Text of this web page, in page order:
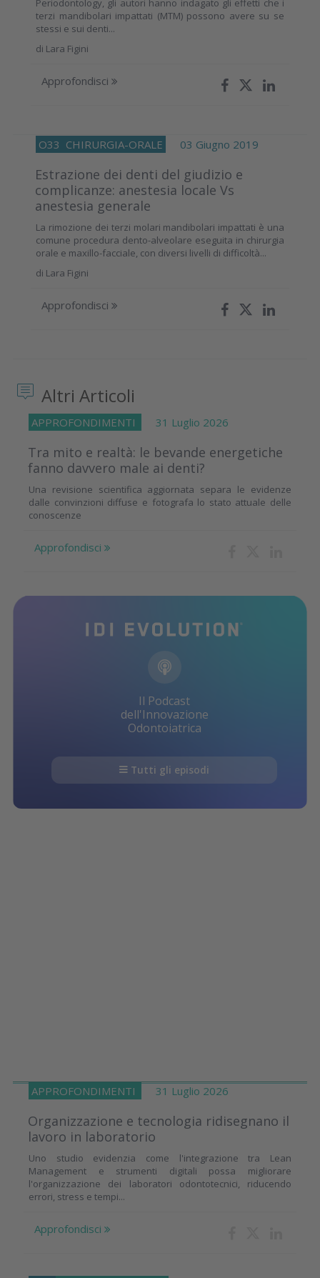
Periodontology, gli autori hanno indagato gli effetti che i
terzi mandibolari impattati (MTM) possono avere su se
stessi e sui denti...
di Lara Figini
Approfondisci
O33 CHIRURGIA-ORALE 03 Giugno 2019
Estrazione dei denti del giudizio e
complicanze: anestesia locale Vs
anestesia generale
La rimozione dei terzi molari mandibolari impattati è una
comune procedura dento-alveolare eseguita in chirurgia
orale e maxillo-facciale, con diversi livelli di difficoltà...
di Lara Figini
Approfondisci
Altri Articoli
APPROFONDIMENTI 31 Luglio 2026
Tra mito e realtà: le bevande energetiche
fanno davvero male ai denti?
Una revisione scientifica aggiornata separa le evidenze
dalle convinzioni diffuse e fotografa lo stato attuale delle
conoscenze
Approfondisci
Il Podcast
dell'Innovazione
Odontoiatrica
Tutti gli episodi
APPROFONDIMENTI 31 Luglio 2026
Organizzazione e tecnologia ridisegnano il
lavoro in laboratorio
Uno studio evidenzia come l'integrazione tra Lean
Management e strumenti digitali possa migliorare
l'organizzazione dei laboratori odontotecnici, riducendo
errori, stress e tempi...
Approfondisci